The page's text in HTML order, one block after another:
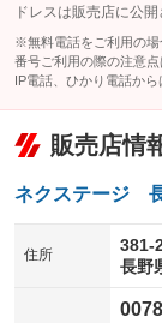
ドレスは販売店に公開
※無料電話をご利用の場
番号ご利用の際の注意点
IP電話、ひかり電話から
販売店情
ネクステージ
住所
381-
長野